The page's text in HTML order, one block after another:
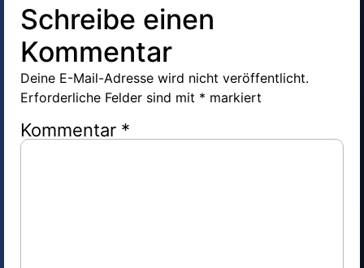
Schreibe einen
Kommentar
Deine E-Mail-Adresse wird nicht veröffentlicht.
Erforderliche Felder sind mit * markiert
Kommentar *